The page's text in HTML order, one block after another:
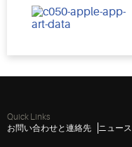
Quick Links
お問い合わせと連絡先
ニュース